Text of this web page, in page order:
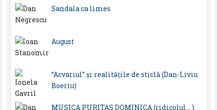
Sandala ca limes
August
“Acvariul” și realitățile de sticlă (Dan-Liviu
Boeriu)
MUSICA PURITAS DOMINICA (ridicolul… )